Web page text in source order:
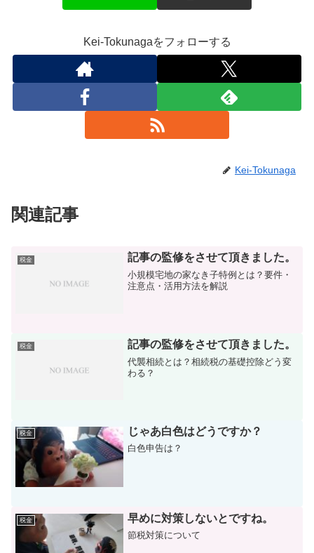
Kei-Tokunagaをフォローする
Kei-Tokunaga
関連記事
税金 記事の監修をさせて頂きました。
小規模宅地の家なき子特例とは？要件・
注意点・活用方法を解説
税金 記事の監修をさせて頂きました。
代襲相続とは？相続税の基礎控除どう変
わる？
税金 じゃあ白色はどうですか？
白色申告は？
税金 早めに対策しないとですね。
節税対策について